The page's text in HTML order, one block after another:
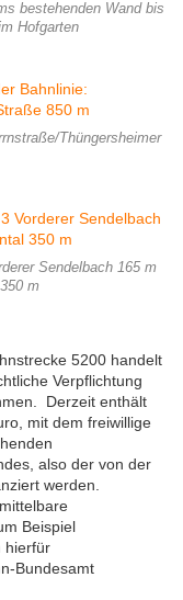
bestehenden Wand bis
Hofgarten
Thüngersheimer
Sendelbach 165 m
m
5200 handelt
Verpflichtung
Derzeit enthält
mit dem freiwillige
also der von der
werden.
Beispiel
hierfür
Bundesamt